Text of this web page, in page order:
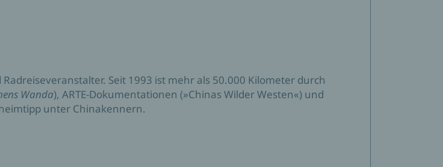
Seit 1993 ist mehr als 50.000 Kilometer durch
Wanda), ARTE-Dokumentationen (»Chinas Wilder Westen«) und
unter Chinakennern.